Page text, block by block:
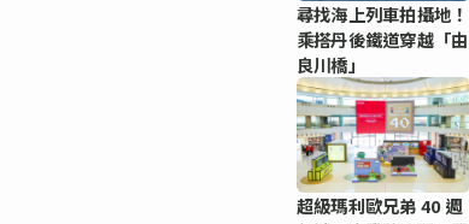
尋找海上列車拍攝地！
乘搭丹後鐵道穿越「由
良川橋」
超級瑪利歐兄弟 40 週